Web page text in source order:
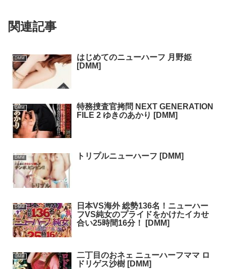
関連記事
DMM
はじめてのニューハーフ 月野姫
[DMM]
DMM
特務捜査官拷問 NEXT GENERATION
FILE 2 ゆきのあかり [DMM]
DMM トリプルニューハーフ [DMM]
DMM
日本VS海外 総勢136名！ニューハー
フVS純女のプライドをかけたイカせ
合い25時間16分！ [DMM]
DMM
二丁目のおネェ ニューハーフママ ロ
ドリゲス沙樹 [DMM]